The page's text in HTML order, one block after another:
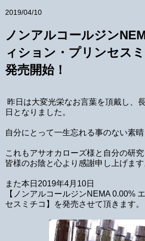
2019/04/10
ノンアルコールジン
ィション・プリンセス
発売開始！
昨日は大変光栄なお言葉を頂戴し、
日となりました。
自分にとって一生忘れる事のない素晴
これもアサオカローズ様と自分の研
皆様のお陰と心より感謝申し上げます
また本日2019年4月10日
【ノンアルコールジンNEMA 0.00%
セスミチコ】を発売させて頂きます。